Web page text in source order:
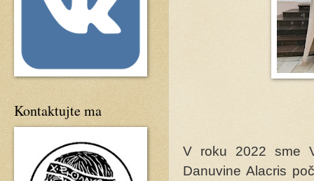
V roku 2022 sme
Danuvine Alacris
Kontaktujte ma